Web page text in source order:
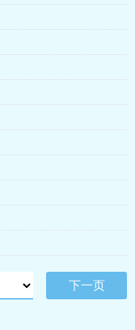
下一页